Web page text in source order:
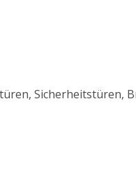
Sicherheitstüren,